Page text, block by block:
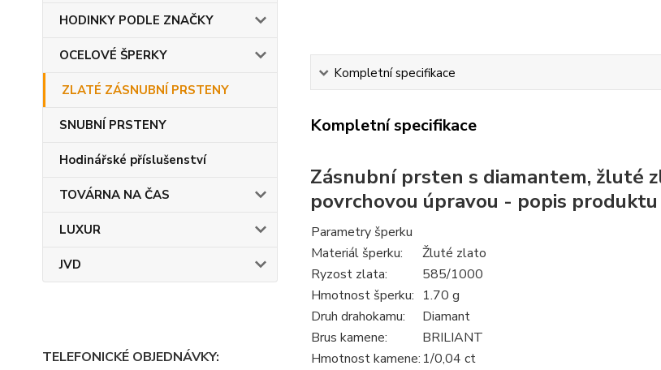
HODINKY PODLE ZNAČKY
OCELOVÉ ŠPERKY
ZLATÉ ZÁSNUBNÍ PRSTENY
SNUBNÍ PRSTENY
Hodinářské příslušenství
TOVÁRNA NA ČAS
LUXUR
JVD
TELEFONICKÉ OBJEDNÁVKY:
Kompletní specifikace
Kompletní specifikace
Zásnubní prsten s diamantem, žluté
povrchovou úpravou - popis produktu
Parametry šperku
Materiál šperku:
Žluté zlato
Ryzost zlata:
585/1000
Hmotnost šperku: 1.70 g
Druh drahokamu:
Diamant
Brus kamene:
BRILIANT
Hmotnost kamene: 1/0,04 ct